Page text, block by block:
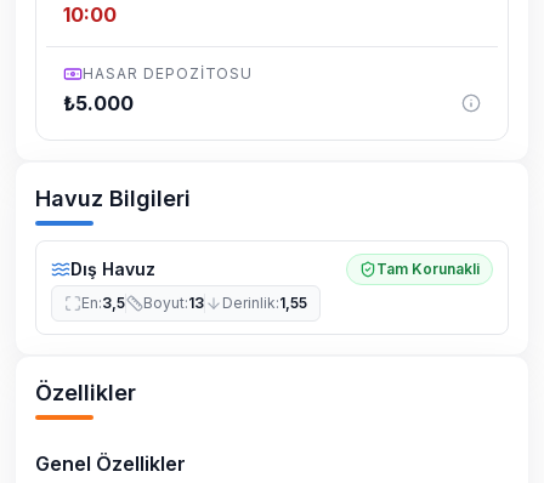
10:00
HASAR DEPOZITOSU
₺5.000
Havuz Bilgileri
Dış Havuz
Tam Korunakli
En:3,5 Boyut:13 Derinlik:1,55
Özellikler
Genel Özellikler